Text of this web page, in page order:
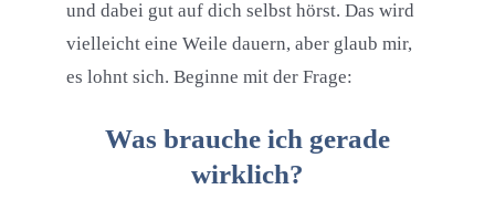
und dabei gut auf dich selbst hörst. Das wird
vielleicht eine Weile dauern, aber glaub mir,
es lohnt sich. Beginne mit der Frage:
Was brauche ich gerade
wirklich?